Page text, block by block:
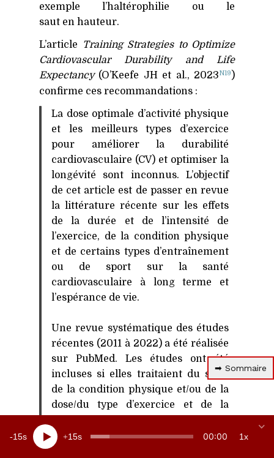
exemple l’haltérophilie ou le
saut en hauteur.
L’article
Training Strategies to Optimize
Cardiovascular Durability and Life
Expectancy(O’Keefe JH et al., 2023N19)
confirme ces recommandations :
La dose optimale d’activité physique
et les meilleurs types d’exercice
pour améliorer la durabilité
cardiovasculaire (CV) et optimiser la
longévité sont inconnus. L’objectif
de cet article est de passer en revue
la littérature récente sur les effets
de la durée et de l’intensité de
l’exercice, de la condition physique
et de certains types d’entraînement
ou de sport sur la santé
cardiovasculaire à long terme et
l’espérance de vie.
Une revue systématique des études
récentes (2011 à 2022) a été réalisée
sur PubMed. Les études ont été
incluses si elles traitaient du sujet
de la condition physique et/ou de la
dose/du type d’exercice et de la
l’espérance de vie. Les études
épidémiologiques montrent que la
15 15 00:00 1x
➡ Sommaire